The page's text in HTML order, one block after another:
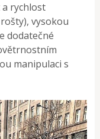
rychlost
vysokou
dodatečné
manipulaci s